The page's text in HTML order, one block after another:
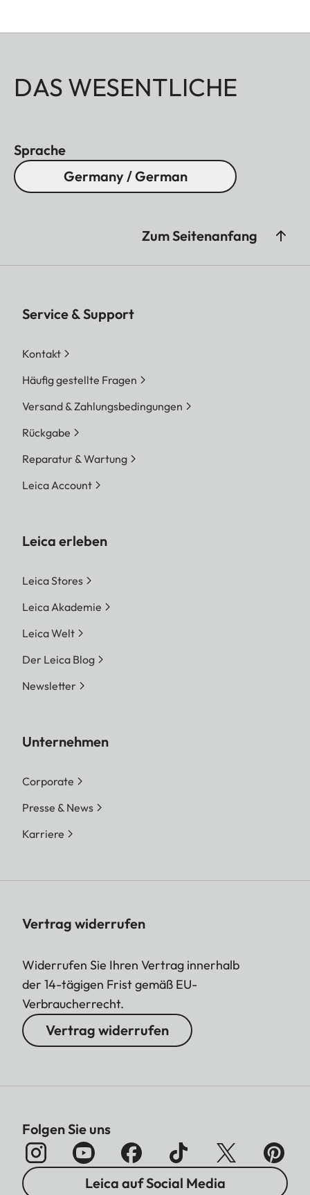
DAS WESENTLICHE
Sprache
Germany / German
Zum Seitenanfang
Service & Support
Kontakt
Häufig gestellte Fragen
Versand & Zahlungsbedingungen
Rückgabe
Reparatur & Wartung
Leica Account
Leica erleben
Leica Stores
Leica Akademie
Leica Welt
Der Leica Blog
Newsletter
Unternehmen
Corporate
Presse & News
Karriere
Vertrag widerrufen
Widerrufen Sie Ihren Vertrag innerhalb
der 14-tägigen Frist gemäß EU-
Verbraucherrecht.
Vertrag widerrufen
Folgen Sie uns
Leica auf Social Media